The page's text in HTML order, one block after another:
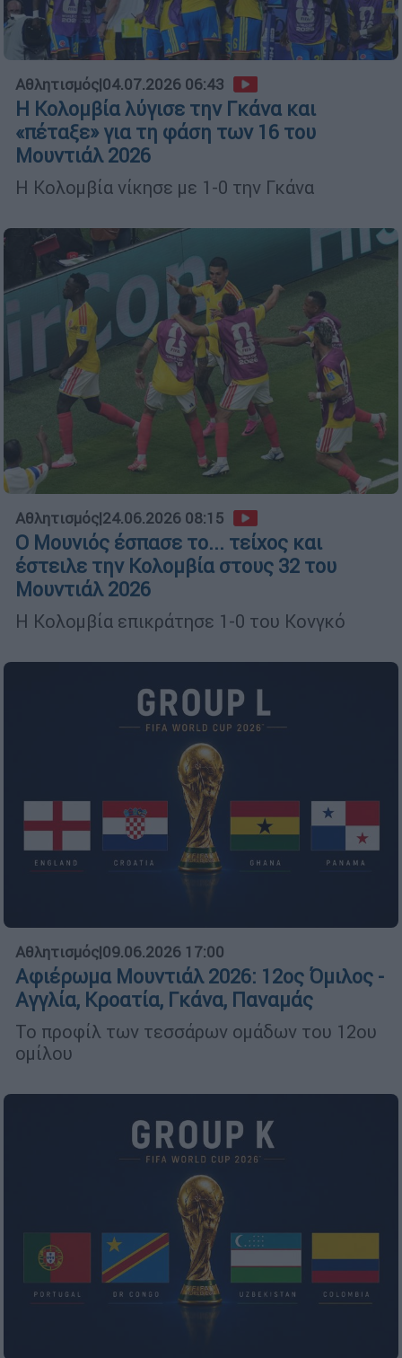
Αθλητισμός|04.07.2026 06:43
Η Κολομβία λύγισε την Γκάνα και
«πέταξε» για τη φάση των 16 του
Μουντιάλ 2026
Η Κολομβία νίκησε με 1-0 την Γκάνα
Αθλητισμός|24.06.2026 08:15
Ο Μουνιός έσπασε το... τείχος και
έστειλε την Κολομβία στους 32 του
Μουντιάλ 2026
Η Κολομβία επικράτησε 1-0 του Κονγκό
Αθλητισμός|09.06.2026 17:00
Αφιέρωμα Μουντιάλ 2026: 12ος Όμιλος -
Αγγλία, Κροατία, Γκάνα, Παναμάς
Το προφίλ των τεσσάρων ομάδων του 12ου
ομίλου